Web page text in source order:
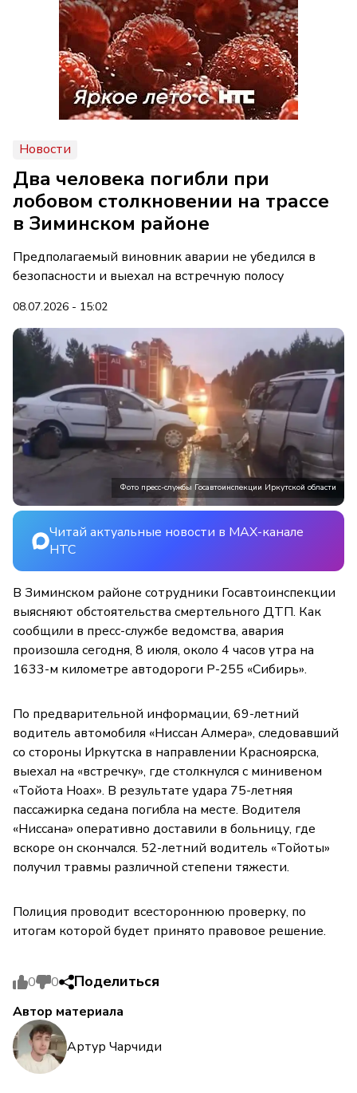
Новости
Два человека погибли при
лобовом столкновении на трассе
в Зиминском районе
Предполагаемый виновник аварии не убедился в
безопасности и выехал на встречную полосу
08.07.2026 - 15:02
Фото пресс-службы Госавтоинспекции Иркутской области
Читай актуальные новости в MAX-канале
НТС
В Зиминском районе сотрудники Госавтоинспекции
выясняют обстоятельства смертельного ДТП. Как
сообщили в пресс-службе ведомства, авария
произошла сегодня, 8 июля, около 4 часов утра на
1633-м километре автодороги Р-255 «Сибирь».
По предварительной информации, 69-летний
водитель автомобиля «Ниссан Алмера», следовавший
со стороны Иркутска в направлении Красноярска,
выехал на «встречку», где столкнулся с минивеном
«Тойота Ноах». В результате удара 75-летняя
пассажирка седана погибла на месте. Водителя
«Ниссана» оперативно доставили в больницу, где
вскоре он скончался. 52-летний водитель «Тойоты»
получил травмы различной степени тяжести.
Полиция проводит всестороннюю проверку, по
итогам которой будет принято правовое решение.
0 0 Поделиться
Автор материала
Артур Чарчиди